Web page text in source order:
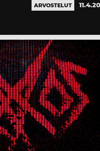
ARVOSTELUT